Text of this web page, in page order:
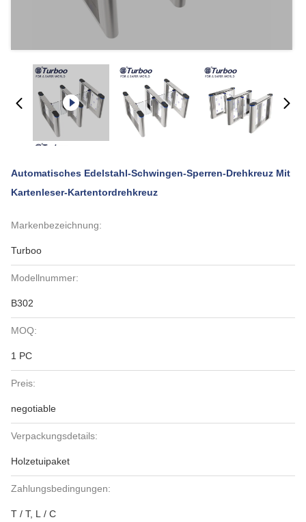
Automatisches Edelstahl-Schwingen-Sperren-Drehkreuz Mit
Kartenleser-Kartentordrehkreuz
Markenbezeichnung:
Turboo
Modellnummer:
B302
MOQ:
1 PC
Preis:
negotiable
Verpackungsdetails:
Holzetuipaket
Zahlungsbedingungen:
T / T, L / C